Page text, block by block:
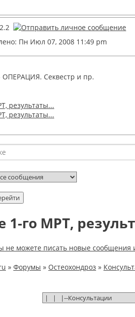
Пн Июл 07, 2008 11:49 pm
ОПЕРАЦИЯ. Секвестр и пр.
1-го МРТ,
» Форумы » Остеохондроз »